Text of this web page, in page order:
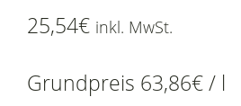
25,54€ inkl. MwSt.
Grundpreis 63,86€/ l